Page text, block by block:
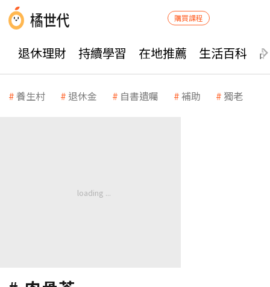
購買課程
退休理財 持續學習 在地推薦 生活百科
養生村 退休金 自書遺囑 補助 獨老